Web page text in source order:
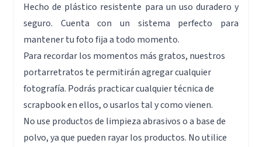
Hecho de plástico resistente para un uso duradero y
seguro. Cuenta con un sistema perfecto para
mantener tu foto fija a todo momento.
Para recordar los momentos más gratos, nuestros
portarretratos te permitirán agregar cualquier
fotografía. Podrás practicar cualquier técnica de
scrapbook en ellos, o usarlos tal y como vienen.
No use productos de limpieza abrasivos o a base de
polvo, ya que pueden rayar los productos. No utilice